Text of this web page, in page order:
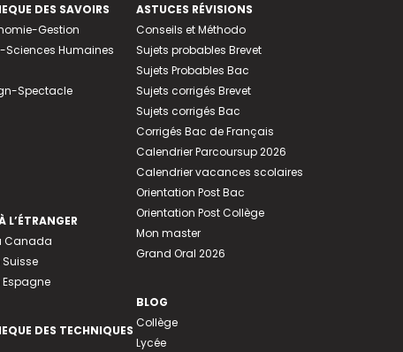
DES SAVOIRS
Gestion
Sciences Humaines
Spectacle
L’ÉTRANGER
Canada
Suisse
Espagne
DES TECHNIQUES
ASTUCES RÉVISIONS
Conseils et Méthodo
Sujets probables Brevet
Sujets Probables Bac
Sujets corrigés Brevet
Sujets corrigés Bac
Corrigés Bac de Français
Calendrier Parcoursup 2026
Calendrier vacances scolaires
Orientation Post Bac
Orientation Post Collège
Mon master
Grand Oral 2026
BLOG
Collège
Lycée